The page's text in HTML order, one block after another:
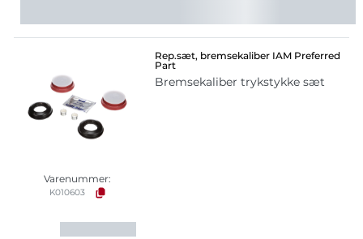
Varenummer:
K010603
Rep.sæt, bremsekaliber IAM Preferred
Part
Bremsekaliber trykstykke sæt